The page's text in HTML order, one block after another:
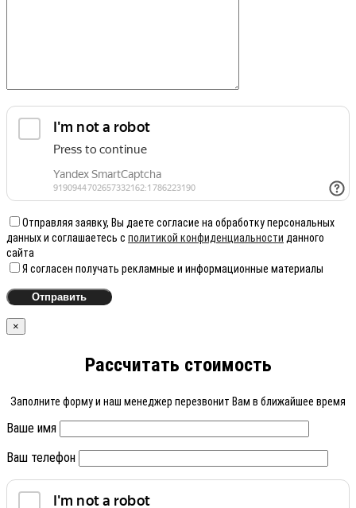
Отправляя заявку, Вы даете согласие на обработку персональных
данных и соглашаетесь с политикой конфиденциальности данного
сайта
Я согласен получать рекламные и информационные материалы
×
Рассчитать стоимость
Заполните форму и наш менеджер перезвонит Вам в ближайшее время
Ваше имя
Ваш телефон